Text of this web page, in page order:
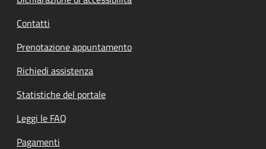
Contatti
Prenotazione appuntamento
Richiedi assistenza
Statistiche del portale
Leggi le FAQ
Pagamenti